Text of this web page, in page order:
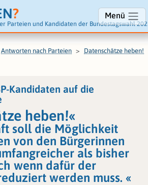
?
Parteien und Kandidaten der Bundestagswahl
Menü
Antworten nach Parteien Datenschätze heben!
Kandidaten auf die
heben!«
soll die Möglichkeit
von den Bürgerinnen
als bisher
wenn dafür der
werden muss. «